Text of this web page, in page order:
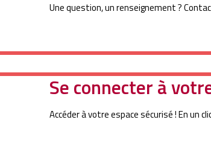
Une question, un renseignement ?
Se connecter à
Accéder à votre espace sécurisé ! En un